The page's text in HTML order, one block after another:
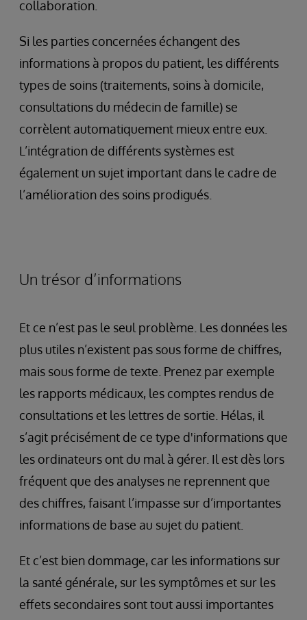
collaboration.
Si les parties concernées échangent des
informations à propos du patient, les différents
types de soins (traitements, soins à domicile,
consultations du médecin de famille) se
corrèlent automatiquement mieux entre eux.
L’intégration de différents systèmes est
également un sujet important dans le cadre de
l’amélioration des soins prodigués.
Un trésor d’informations
Et ce n’est pas le seul problème. Les données les
plus utiles n’existent pas sous forme de chiffres,
mais sous forme de texte. Prenez par exemple
les rapports médicaux, les comptes rendus de
consultations et les lettres de sortie. Hélas, il
s’agit précisément de ce type d'informations que
les ordinateurs ont du mal à gérer. Il est dès lors
fréquent que des analyses ne reprennent que
des chiffres, faisant l’impasse sur d’importantes
informations de base au sujet du patient.
Et c’est bien dommage, car les informations sur
la santé générale, sur les symptômes et sur les
effets secondaires sont tout aussi importantes